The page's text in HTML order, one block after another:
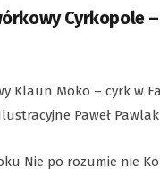
Cyrkopole
Klaun Moko – cyrk w
Ilustracyjne Paweł
Nie po rozumie nie